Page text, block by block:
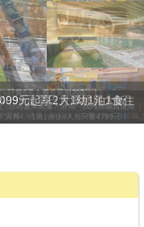
元享日月潭經典大飯